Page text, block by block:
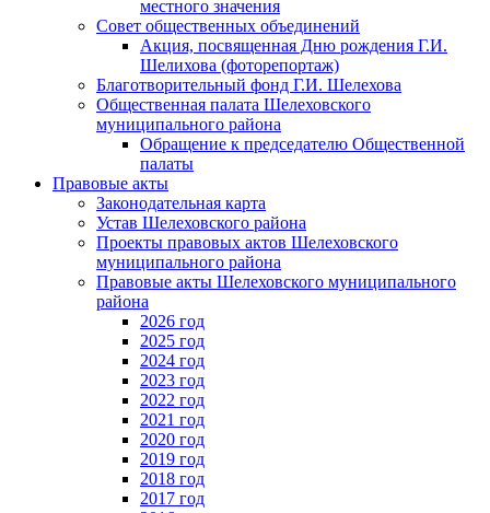
местного значения
Совет общественных объединений
Акция, посвященная Дню рождения Г.И.
Шелихова (фоторепортаж)
Благотворительный фонд Г.И. Шелехова
Общественная палата Шелеховского
муниципального района
Обращение к председателю Общественной
палаты
Правовые акты
Законодательная карта
Устав Шелеховского района
Проекты правовых актов Шелеховского
муниципального района
Правовые акты Шелеховского муниципального
района
2026 год
2025 год
2024 год
2023 год
2022 год
2021 год
2020 год
2019 год
2018 год
2017 год